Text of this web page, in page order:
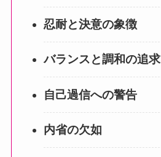
忍耐と決意の象徴
バランスと調和の追求
自己過信への警告
内省の欠如